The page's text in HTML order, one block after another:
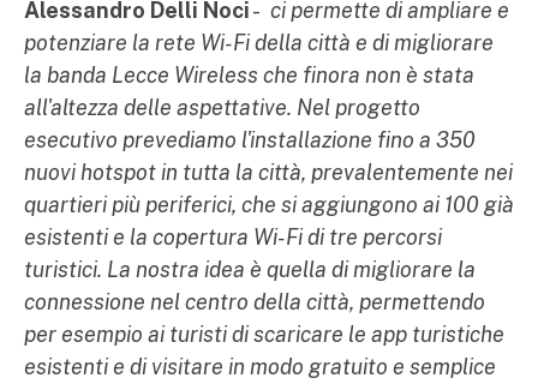
Alessandro Delli Noci- ci permette di ampliare e
potenziare la rete Wi-Fi della città e di migliorare
la banda Lecce Wireless che finora non è stata
all'altezza delle aspettative. Nel progetto
esecutivo prevediamo l'installazione fino a 350
nuovi hotspot in tutta la città, prevalentemente nei
quartieri più periferici, che si aggiungono ai 100 già
esistenti e la copertura Wi-Fi di tre percorsi
turistici. La nostra idea è quella di migliorare la
connessione nel centro della città, permettendo
per esempio ai turisti di scaricare le app turistiche
esistenti e di visitare in modo gratuito e semplice